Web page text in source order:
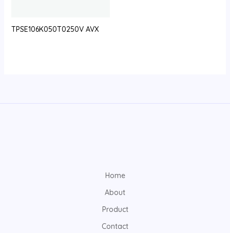
TPSE106K050T0250V AVX
Home
About
Product
Contact